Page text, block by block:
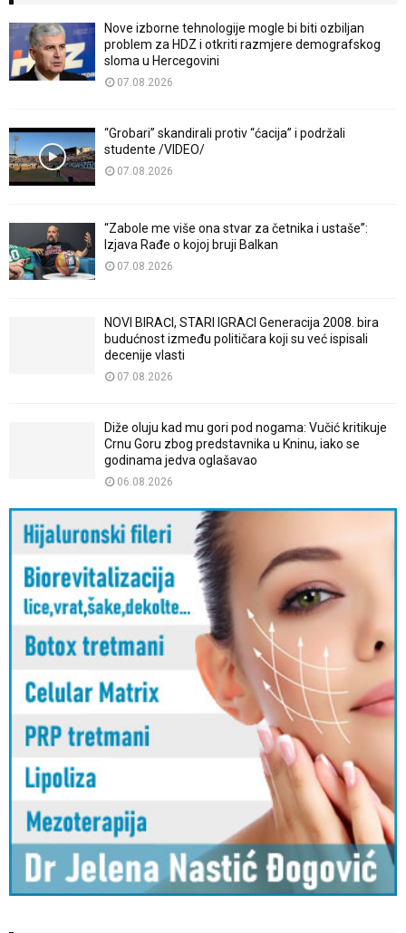
Nove izborne tehnologije mogle bi biti ozbiljan
problem za HDZ i otkriti razmjere demografskog
sloma u Hercegovini
07.08.2026
“Grobari” skandirali protiv “ćacija” i podržali
studente /VIDEO/
07.08.2026
“Zabole me više ona stvar za četnika i ustaše”:
Izjava Rađe o kojoj bruji Balkan
07.08.2026
NOVI BIRAČI, STARI IGRAČI Generacija 2008. bira
budućnost između političara koji su već ispisali
decenije vlasti
07.08.2026
Diže oluju kad mu gori pod nogama: Vučić kritikuje
Crnu Goru zbog predstavnika u Kninu, iako se
godinama jedva oglašavao
06.08.2026